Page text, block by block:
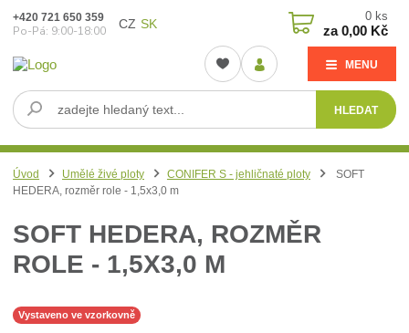
CZ SK
MENU
HLEDAT
+420 721 650 359
Po-Pá: 9:00-18:00
0 ks
za0,00 Kč
Úvod Umělé živé ploty CONIFER S - jehličnaté ploty
SOFT
HEDERA, rozměr role - 1,5x3,0 m
SOFT HEDERA, ROZMĚR
ROLE - 1,5X3,0 M
Vystaveno ve vzorkovně